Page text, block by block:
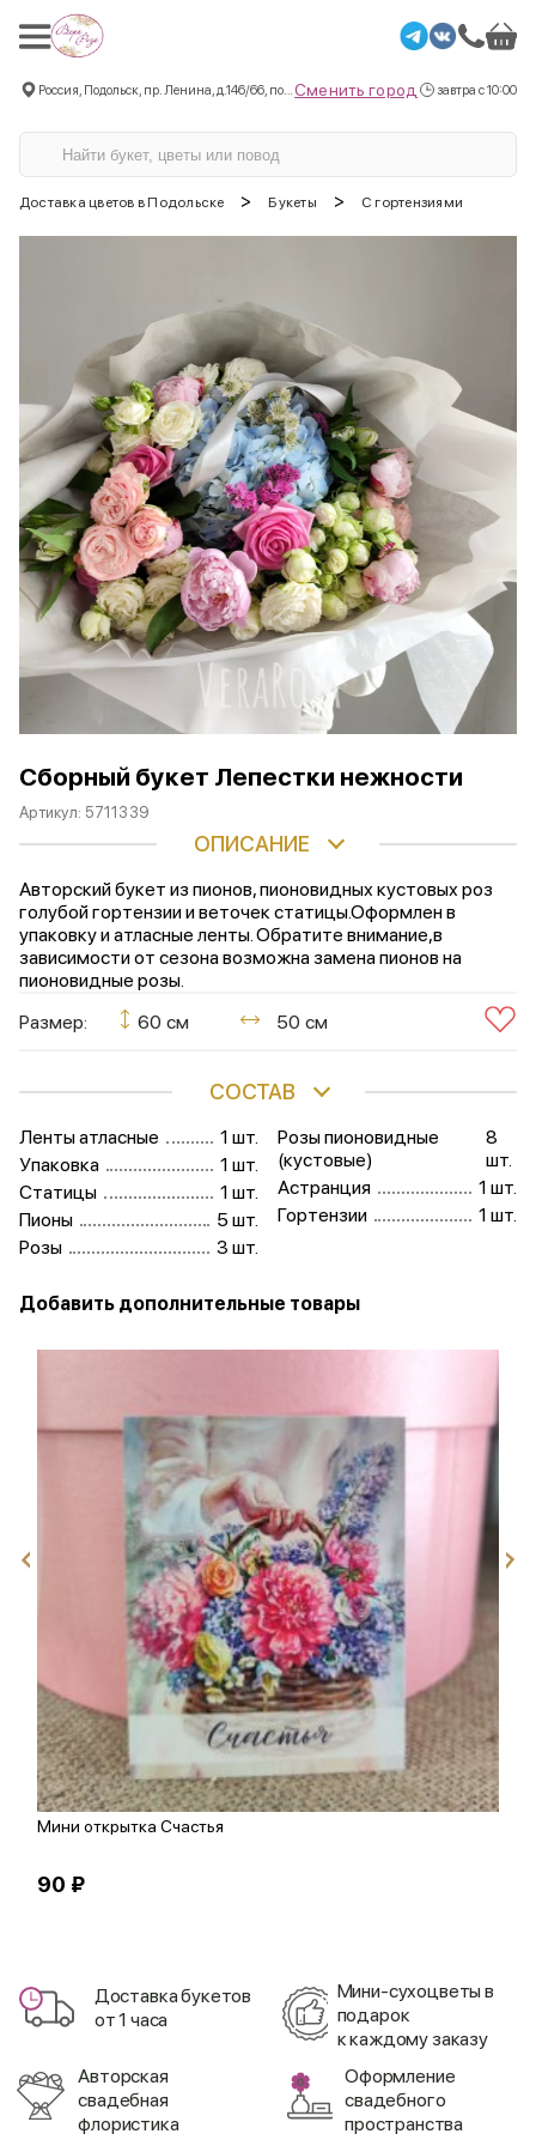
Сменить город завтра с 10:00
Доставка цветов в Подольске > Букеты > С гортензиями
Сборный букет Лепестки нежности
Артикул: 5711339
ОПИСАНИЕ
Авторский букет из пионов, пионовидных кустовых роз
голубой гортензии и веточек статицы.Оформлен в
упаковку и атласные ленты. Обратите внимание,в
зависимости от сезона возможна замена пионов на
пионовидные розы.
Размер:
60 см 50 см
СОСТАВ
Ленты атласные
1 шт.
Упаковка
1 шт.
Статицы
1 шт.
Пионы
5 шт.
Розы
3 шт.
Розы пионовидные
(кустовые)
8
шт.
Астранция
1 шт.
Гортензии
1 шт.
Добавить дополнительные товары
Мини открытка Счастья
90 ₽
Доставка букетов
от 1 часа
Мини-сухоцветы в
подарок
к каждому заказу
Авторская
свадебная
флористика
Оформление
свадебного
пространства